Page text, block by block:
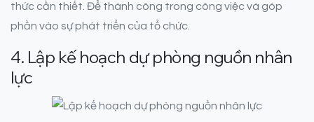
thức cần thiết. Để thành công trong công việc và góp
phần vào sự phát triển của tổ chức.
4. Lập kế hoạch dự phòng nguồn nhân
lực